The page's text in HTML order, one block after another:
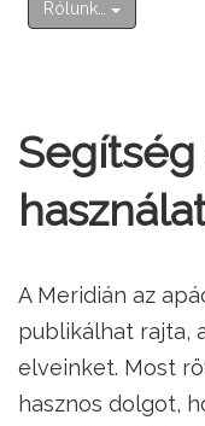
Rólunk…
A Meridián az
publikálhat rajta,
elveinket. Most
hasznos dolgot,